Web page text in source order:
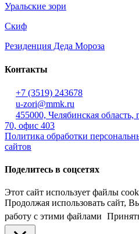
Уральские зори
Скиф
Резиденция Деда Мороза
Контакты
+7 (3519) 243678
u-zori@mmk.ru
455000, Челябинская
70, офис 403
Политика обработки
сайтов
Поделитесь в соцсетях
Этот сайт использует файлы
Продолжая использовать сайт,
работу с этими файлами